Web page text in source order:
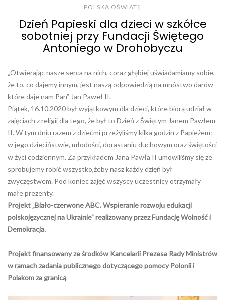
POLSKĄ OŚWIATĘ
Dzień Papieski dla dzieci w szkółce
sobotniej przy Fundacji Świętego
Antoniego w Drohobyczu
„Otwierając nasze serca na nich, coraz głębiej uświadamiamy sobie,
że to, co dajemy innym, jest naszą odpowiedzią na mnóstwo darów
które daje nam Pan” Jan Paweł II.
Piątek, 16.10.2020 był wyjątkowym dla dzieci, które biorą udział w
zajęciach z religii dla tego, że był to Dzień z Świętym Janem Pawłem
II. W tym dniu razem z dziećmi przeżyliśmy kilka godzin z Papieżem:
w jego dzieciństwie, młodości, dorastaniu duchowym oraz świętości
w życi codziennym. Za przykładem Jana Pawła II umowiliśmy się że
sprobujemy robić wszystko,żeby nasz każdy dzięń był
zwyczęstwem. Pod koniec zajęć wszyscy uczestnicy otrzymały
małe prezenty.
Projekt „Biało-czerwone ABC. Wspieranie rozwoju edukacji
polskojęzycznej na Ukrainie” realizowany przez Fundację Wolność i
Demokracja.
Projekt finansowany ze środków Kancelarii Prezesa Rady Ministrów
w ramach zadania publicznego dotyczącego pomocy Polonii i
Polakom za granicą.